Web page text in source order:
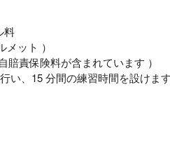
料
ット ）
賠責保険料が含まれています ）
い、15 分間の練習時間を設けます